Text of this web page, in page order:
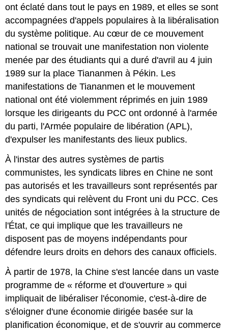
ont éclaté dans tout le pays en 1989, et elles se sont
accompagnées d'appels populaires à la libéralisation
du système politique. Au cœur de ce mouvement
national se trouvait une manifestation non violente
menée par des étudiants qui a duré d'avril au 4 juin
1989 sur la place Tiananmen à Pékin. Les
manifestations de Tiananmen et le mouvement
national ont été violemment réprimés en juin 1989
lorsque les dirigeants du PCC ont ordonné à l'armée
du parti, l'Armée populaire de libération (APL),
d'expulser les manifestants des lieux publics.
À l'instar des autres systèmes de partis
communistes, les syndicats libres en Chine ne sont
pas autorisés et les travailleurs sont représentés par
des syndicats qui relèvent du Front uni du PCC. Ces
unités de négociation sont intégrées à la structure de
l'État, ce qui implique que les travailleurs ne
disposent pas de moyens indépendants pour
défendre leurs droits en dehors des canaux officiels.
À partir de 1978, la Chine s'est lancée dans un vaste
programme de « réforme et d'ouverture » qui
impliquait de libéraliser l'économie, c'est-à-dire de
s'éloigner d'une économie dirigée basée sur la
planification économique, et de s'ouvrir au commerce